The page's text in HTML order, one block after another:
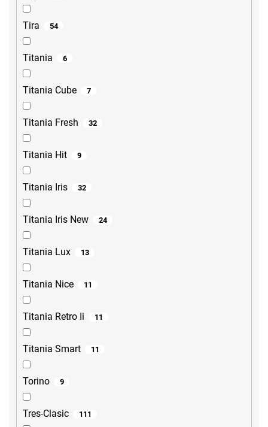
Tira 54
Titania 6
Titania Cube 7
Titania Fresh 32
Titania Hit 9
Titania Iris 32
Titania Iris New 24
Titania Lux 13
Titania Nice 11
Titania Retro Ii 11
Titania Smart 11
Torino 9
Tres-Clasic 111